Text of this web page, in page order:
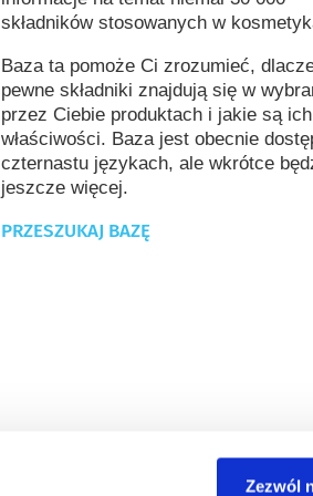
Zezwól
składników stosowanych w
Baza ta pomoże Ci zrozumieć,
pewne składniki znajdują się w
przez Ciebie produktach i jakie są ich
właściwości. Baza jest obecnie
czternastu językach, ale wkrótce
jeszcze więcej.
PRZESZUKAJ BAZĘ